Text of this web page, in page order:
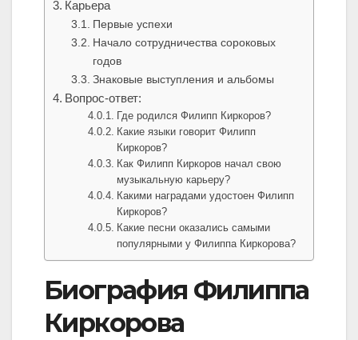
Карьера
Первые успехи
Начало сотрудничества сороковых
годов
Знаковые выступления и альбомы
Вопрос-ответ:
Где родился Филипп Киркоров?
Какие языки говорит Филипп
Киркоров?
Как Филипп Киркоров начал свою
музыкальную карьеру?
Какими наградами удостоен Филипп
Киркоров?
Какие песни оказались самыми
популярными у Филиппа Киркорова?
Биография Филиппа
Киркорова